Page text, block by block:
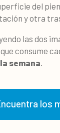
del
y otra
las dos
consume
semana.
los